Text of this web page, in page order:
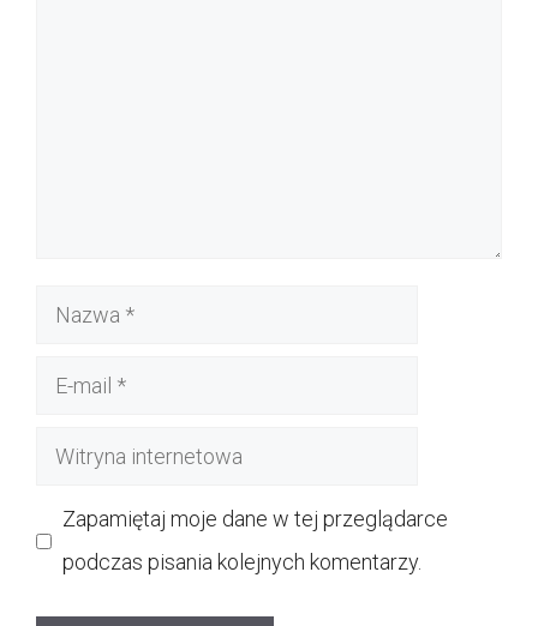
Nazwa
Witryna
Zapamiętaj moje dane w tej przeglądarce
podczas pisania kolejnych komentarzy.